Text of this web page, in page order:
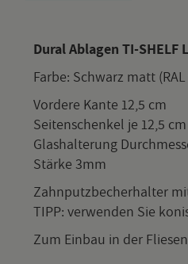
DuralAb­la­gen TI-
Farbe: Schwarz matt (RAL
Vor­de­re Kante 12,5 cm
Sei­ten­schen­kel je 12,5 cm
Glas­hal­te­rung
Stär­ke 3mm
Zahn­putz­be­cher­hal­ter
TIPP: ver­wen­den Sie
Zum Ein­bau in der